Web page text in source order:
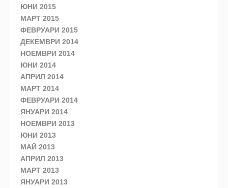
ЮНИ 2015
МАРТ 2015
ФЕВРУАРИ 2015
ДЕКЕМВРИ 2014
НОЕМВРИ 2014
ЮНИ 2014
АПРИЛ 2014
МАРТ 2014
ФЕВРУАРИ 2014
ЯНУАРИ 2014
НОЕМВРИ 2013
ЮНИ 2013
МАЙ 2013
АПРИЛ 2013
МАРТ 2013
ЯНУАРИ 2013